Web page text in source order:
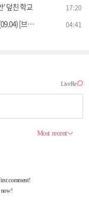
' 덮친 학교 17:20
인사이트] 04:41